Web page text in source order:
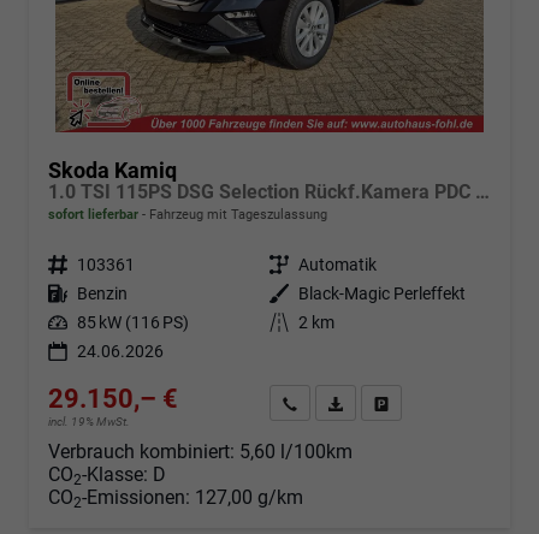
Skoda Kamiq
1.0 TSI 115PS DSG Selection Rückf.Kamera PDC v+h Sitzheizung Klimaautomatik Skoda-Radio Apple CarPlay + Android Auto Tempomat Garantieverlängerung 16"LM
sofort lieferbar Fahrzeug mit Tageszulassung
Fahrzeugnr. 103361 Getriebe Automatik
Kraftstoff Benzin Außenfarbe
Black-Magic Perleffekt
Leistung 85 kW (116 PS) Kilometerstand 2 km
24.06.2026
29.150,– €
incl. 19% MwSt.
Angebot anfordern
Fahrzeugexpose (PDF)
Verbrauch kombiniert: 5,60 l/100km
CO2-Klasse: D
CO2-Emissionen: 127,00 g/km